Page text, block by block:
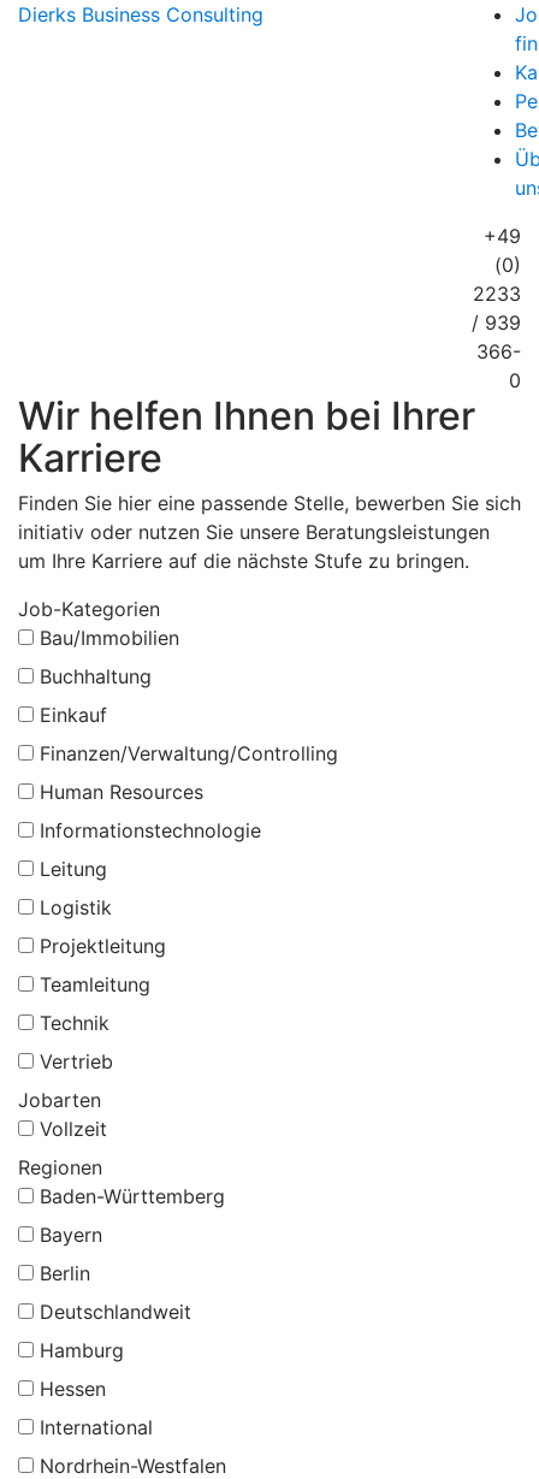
Dierks Business Consulting
+49
(0)
2233
/ 939
366-
0
Wir helfen Ihnen bei Ihrer
Karriere
Finden Sie hier eine passende Stelle, bewerben Sie sich
initiativ oder nutzen Sie unsere Beratungsleistungen
um Ihre Karriere auf die nächste Stufe zu bringen.
Job-Kategorien
Bau/Immobilien
Buchhaltung
Einkauf
Finanzen/Verwaltung/Controlling
Human Resources
Informationstechnologie
Leitung
Logistik
Projektleitung
Teamleitung
Technik
Vertrieb
Jobarten
Vollzeit
Regionen
Baden-Württemberg
Bayern
Berlin
Deutschlandweit
Hamburg
Hessen
International
Nordrhein-Westfalen